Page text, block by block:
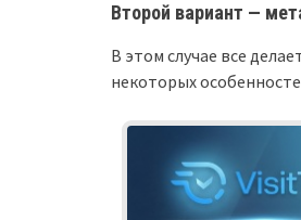
Второй вариант —
В этом случае все
некоторых